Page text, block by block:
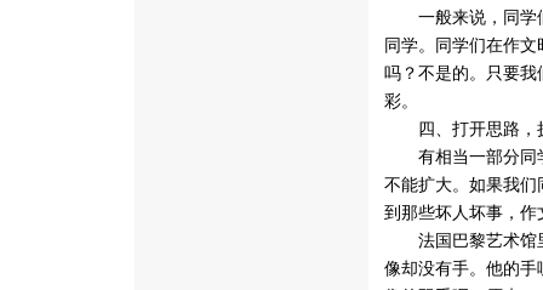
一般来说，同学们
同学。同学们在作
吗？不是的。只要
彩。
四、打开思路，
有相当一部分同学
不能扩大。如果我
到那些坏人坏事，
法国巴黎艺术馆里
像却没有手。他的